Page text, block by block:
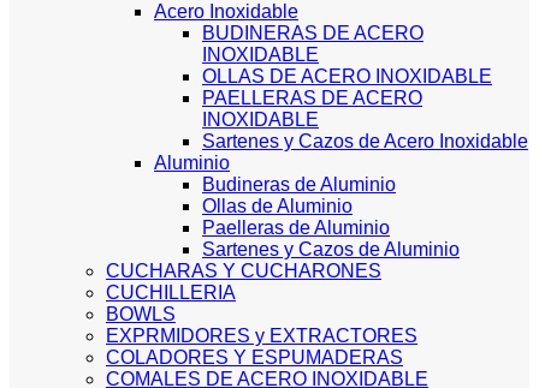
Acero Inoxidable
BUDINERAS DE ACERO
INOXIDABLE
OLLAS DE ACERO INOXIDABLE
PAELLERAS DE ACERO
INOXIDABLE
Sartenes y Cazos de Acero Inoxidable
Aluminio
Budineras de Aluminio
Ollas de Aluminio
Paelleras de Aluminio
Sartenes y Cazos de Aluminio
CUCHARAS Y CUCHARONES
CUCHILLERIA
BOWLS
EXPRMIDORES y EXTRACTORES
COLADORES Y ESPUMADERAS
COMALES DE ACERO INOXIDABLE